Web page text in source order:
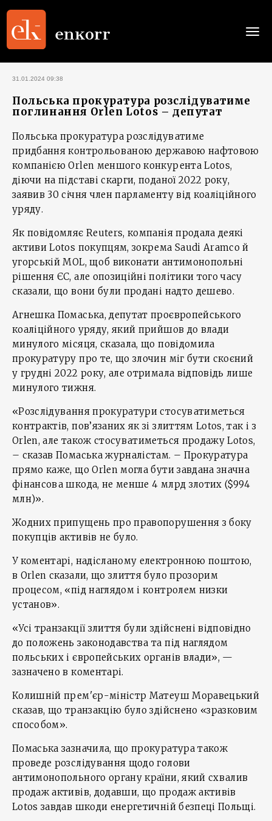
31.01.2024 09:38
Польська прокуратура розслідуватиме
поглинання Orlen Lotos – депутат
Польська прокуратура розслідуватиме
придбання контрольованою державою нафтовою
компанією Orlen меншого конкурента Lotos,
діючи на підставі скарги, поданої 2022 року,
заявив 30 січня член парламенту від коаліційного
уряду.
Як повідомляє Reuters, компанія продала деякі
активи Lotos покупцям, зокрема Saudi Aramco й
угорській MOL, щоб виконати антимонопольні
рішення ЄС, але опозиційні політики того часу
сказали, що вони були продані надто дешево.
Агнешка Помаська, депутат проєвропейського
коаліційного уряду, який прийшов до влади
минулого місяця, сказала, що повідомила
прокуратуру про те, що злочин міг бути скоєний
у грудні 2022 року, але отримала відповідь лише
минулого тижня.
«Розслідування прокуратури стосуватиметься
контрактів, пов’язаних як зі злиттям Lotos, так і з
Orlen, але також стосуватиметься продажу Lotos,
– сказав Помаська журналістам. – Прокуратура
прямо каже, що Orlen могла бути завдана значна
фінансова шкода, не менше 4 млрд злотих ($994
млн)».
Жодних припущень про правопорушення з боку
покупців активів не було.
У коментарі, надісланому електронною поштою,
в Orlen сказали, що злиття було прозорим
процесом, «під наглядом і контролем низки
установ».
«Усі транзакції злиття були здійснені відповідно
до положень законодавства та під наглядом
польських і європейських органів влади», —
зазначено в коментарі.
Колишній прем'єр-міністр Матеуш Моравецький
сказав, що транзакцію було здійснено «зразковим
способом».
Помаська зазначила, що прокуратура також
проведе розслідування щодо голови
антимонопольного органу країни, який схвалив
продаж активів, додавши, що продаж активів
Lotos завдав шкоди енергетичній безпеці Польщі.